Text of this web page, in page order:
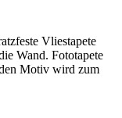
Vliestapete
Wand. Fototapete
Motiv wird zum